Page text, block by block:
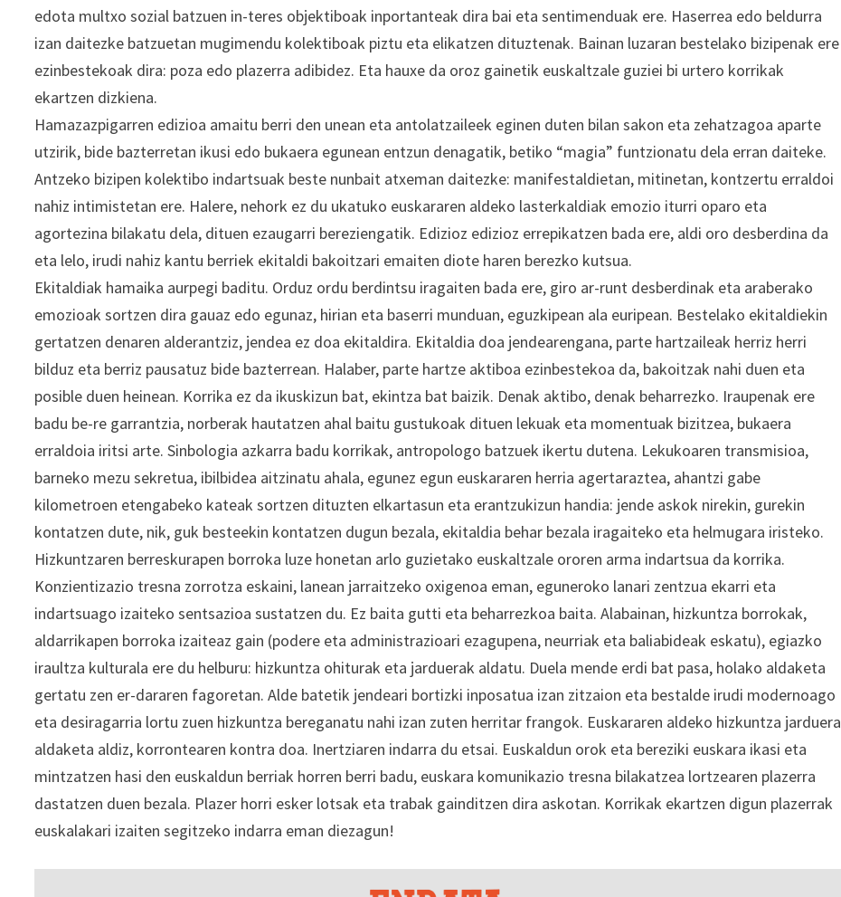
edota multxo sozial batzuen in-teres objektiboak inportanteak dira bai eta sentimenduak ere. Haserrea edo beldurra
izan daitezke batzuetan mugimendu kolektiboak piztu eta elikatzen dituztenak. Bainan luzaran bestelako bizipenak ere
ezinbestekoak dira: poza edo plazerra adibidez. Eta hauxe da oroz gainetik euskaltzale guziei bi urtero korrikak
ekartzen dizkiena.
Hamazazpigarren edizioa amaitu berri den unean eta antolatzaileek eginen duten bilan sakon eta zehatzagoa aparte
utzirik, bide bazterretan ikusi edo bukaera egunean entzun denagatik, betiko “magia” funtzionatu dela erran daiteke.
Antzeko bizipen kolektibo indartsuak beste nunbait atxeman daitezke: manifestaldietan, mitinetan, kontzertu erraldoi
nahiz intimistetan ere. Halere, nehork ez du ukatuko euskararen aldeko lasterkaldiak emozio iturri oparo eta
agortezina bilakatu dela, dituen ezaugarri bereziengatik. Edizioz edizioz errepikatzen bada ere, aldi oro desberdina da
eta lelo, irudi nahiz kantu berriek ekitaldi bakoitzari emaiten diote haren berezko kutsua.
Ekitaldiak hamaika aurpegi baditu. Orduz ordu berdintsu iragaiten bada ere, giro ar-runt desberdinak eta araberako
emozioak sortzen dira gauaz edo egunaz, hirian eta baserri munduan, eguzkipean ala euripean. Bestelako ekitaldiekin
gertatzen denaren alderantziz, jendea ez doa ekitaldira. Ekitaldia doa jendearengana, parte hartzaileak herriz herri
bilduz eta berriz pausatuz bide bazterrean. Halaber, parte hartze aktiboa ezinbestekoa da, bakoitzak nahi duen eta
posible duen heinean. Korrika ez da ikuskizun bat, ekintza bat baizik. Denak aktibo, denak beharrezko. Iraupenak ere
badu be-re garrantzia, norberak hautatzen ahal baitu gustukoak dituen lekuak eta momentuak bizitzea, bukaera
erraldoia iritsi arte. Sinbologia azkarra badu korrikak, antropologo batzuek ikertu dutena. Lekukoaren transmisioa,
barneko mezu sekretua, ibilbidea aitzinatu ahala, egunez egun euskararen herria agertaraztea, ahantzi gabe
kilometroen etengabeko kateak sortzen dituzten elkartasun eta erantzukizun handia: jende askok nirekin, gurekin
kontatzen dute, nik, guk besteekin kontatzen dugun bezala, ekitaldia behar bezala iragaiteko eta helmugara iristeko.
Hizkuntzaren berreskurapen borroka luze honetan arlo guzietako euskaltzale ororen arma indartsua da korrika.
Konzientizazio tresna zorrotza eskaini, lanean jarraitzeko oxigenoa eman, eguneroko lanari zentzua ekarri eta
indartsuago izaiteko sentsazioa sustatzen du. Ez baita gutti eta beharrezkoa baita. Alabainan, hizkuntza borrokak,
aldarrikapen borroka izaiteaz gain (podere eta administrazioari ezagupena, neurriak eta baliabideak eskatu), egiazko
iraultza kulturala ere du helburu: hizkuntza ohiturak eta jarduerak aldatu. Duela mende erdi bat pasa, holako aldaketa
gertatu zen er-dararen fagoretan. Alde batetik jendeari bortizki inposatua izan zitzaion eta bestalde irudi modernoago
eta desiragarria lortu zuen hizkuntza bereganatu nahi izan zuten herritar frangok. Euskararen aldeko hizkuntza jarduera
aldaketa aldiz, korrontearen kontra doa. Inertziaren indarra du etsai. Euskaldun orok eta bereziki euskara ikasi eta
mintzatzen hasi den euskaldun berriak horren berri badu, euskara komunikazio tresna bilakatzea lortzearen plazerra
dastatzen duen bezala. Plazer horri esker lotsak eta trabak gainditzen dira askotan. Korrikak ekartzen digun plazerrak
euskalakari izaiten segitzeko indarra eman diezagun!